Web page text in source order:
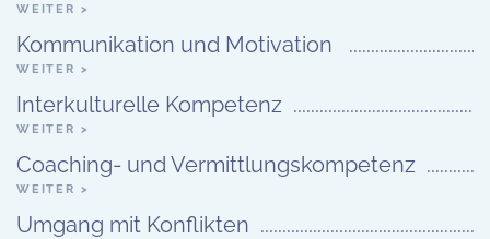
WEITER >
Kommunikation und Motivation
WEITER >
Interkulturelle Kompetenz
WEITER >
Coaching- und Vermittlungskompetenz
WEITER >
Umgang mit Konflikten